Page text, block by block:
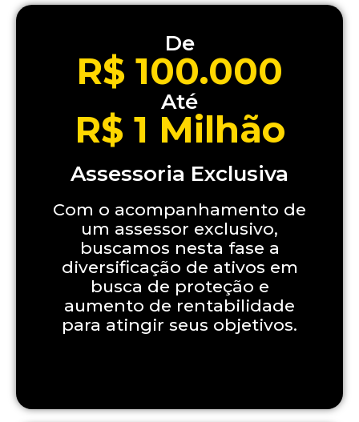
De
R$ 100.000
Até
R$ 1 Milhão
Assessoria Exclusiva
Com o acompanhamento de
um assessor exclusivo,
buscamos nesta fase a
diversificação de ativos em
busca de proteção e
aumento de rentabilidade
para atingir seus objetivos.